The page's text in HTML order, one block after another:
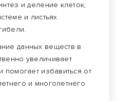
и деление клеток,
и листьях
данных веществ в
увеличивает
помогает избавиться от
и многолетнего